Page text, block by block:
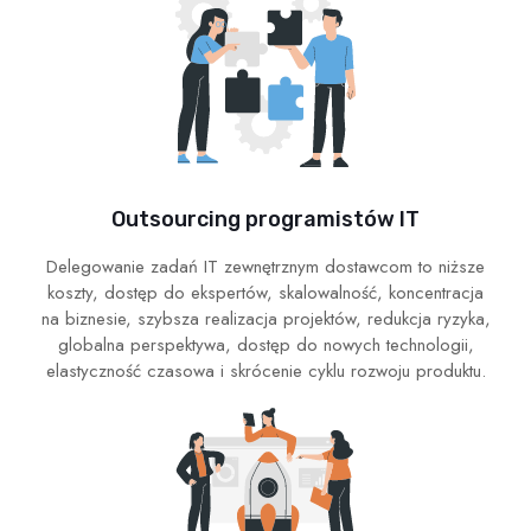
Outsourcing programistów IT
Delegowanie zadań IT zewnętrznym dostawcom to niższe
koszty, dostęp do ekspertów, skalowalność, koncentracja
na biznesie, szybsza realizacja projektów, redukcja ryzyka,
globalna perspektywa, dostęp do nowych technologii,
elastyczność czasowa i skrócenie cyklu rozwoju produktu.